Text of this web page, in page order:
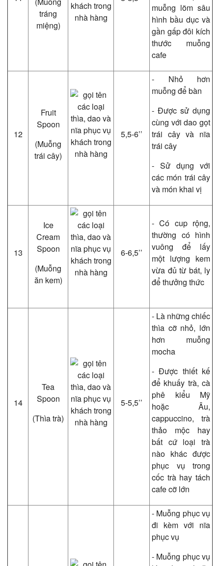
tráng
miệng)
muỗng lõm sâu
hình bầu dục và
gần gấp đôi kích
thước muỗng
cafe
12
Fruit
Spoon
(Muỗng
trái cây)
5,5-6’’
- Nhỏ hơn
muỗng để bàn
- Được sử dụng
cùng với dao gọt
trái cây và nĩa
trái cây
- Sử dụng với
các món trái cây
và món khai vị
13
Ice
Cream
Spoon
(Muỗng
ăn kem)
6-6,5’’
- Có cup rộng,
thường có hình
vuông để lấy
một lượng kem
vừa đủ từ bát, ly
để thưởng thức
14
Tea
Spoon
(Thìa trà)
5-5,5’’
- Là những chiếc
thìa cỡ nhỏ, lớn
hơn muỗng
mocha
- Được thiết kế
để khuấy trà, cà
phê kiểu Mỹ
hoặc Âu,
cappuccino, trà
thảo mộc hay
bất cứ loại trà
nào khác được
phục vụ trong
cốc trà hay tách
cafe cỡ lớn
- Muỗng phục vụ
đi kèm với nĩa
phục vụ
- Muỗng phục vụ